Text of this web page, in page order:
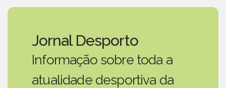
Jornal Desporto
Informação sobre toda a
atualidade desportiva da